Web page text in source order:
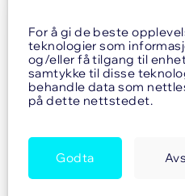
For å gi de beste
teknologier som
og/eller få tilgang til
samtykke til disse
behandle data som
på dette nettstedet.
Godta